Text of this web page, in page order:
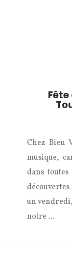
Fête
Chez Bien
musique,
dans
découvertes
un
notre …